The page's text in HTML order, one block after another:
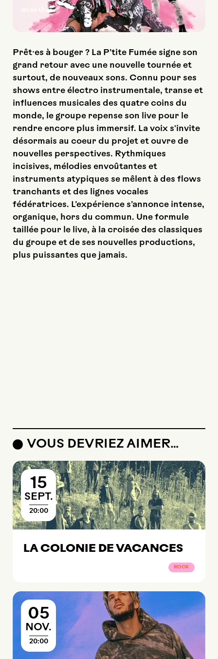
@Léo Uzan
Prêt·es à bouger ? La P’tite Fumée signe son
grand retour avec une nouvelle tournée et
surtout, de nouveaux sons. Connu pour ses
shows entre électro instrumentale, transe et
influences musicales des quatre coins du
monde, le groupe repense son live pour le
rendre encore plus immersif. La voix s'invite
désormais au coeur du projet et ouvre de
nouvelles perspectives. Rythmiques
incisives, mélodies envoûtantes et
instruments atypiques se mêlent à des flows
tranchants et des lignes vocales
fédératrices. L’expérience s’annonce intense,
organique, hors du commun. Une formule
taillée pour le live, à la croisée des classiques
du groupe et de ses nouvelles productions,
plus puissantes que jamais.
VOUS DEVRIEZ AIMER…
15
SEPTEMBRE
SEPT.
20:00
LA COLONIE DE VACANCES
ROCK
05
NOVEMBRE
NOV.
20:00